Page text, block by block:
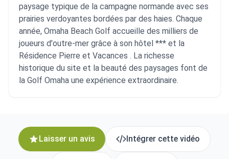
paysage typique de la campagne normande avec ses
prairies verdoyantes bordées par des haies. Chaque
année, Omaha Beach Golf accueille des milliers de
joueurs d'outre-mer grâce à son hôtel *** et la
Résidence Pierre et Vacances . La richesse
historique du site et la beauté des paysages font de
la Golf Omaha une expérience extraordinaire.
Laisser un avis Intégrer cette vidéo